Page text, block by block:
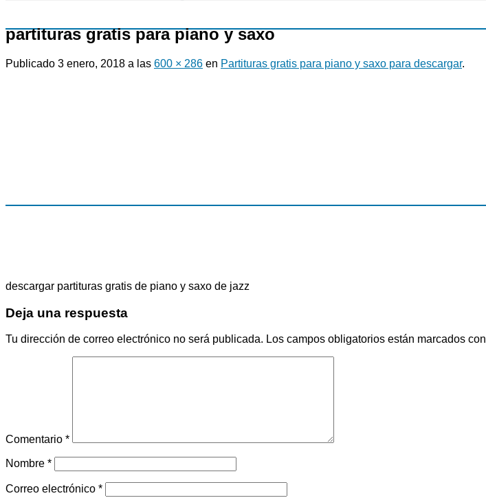
partituras gratis para piano y saxo
Publicado 3 enero, 2018 a las 600 × 286 en Partituras gratis para piano y saxo para descargar.
descargar partituras gratis de piano y saxo de jazz
Deja una respuesta
Tu dirección de correo electrónico no será publicada. Los campos obligatorios están marcados con
Comentario *
Nombre *
Correo electrónico *